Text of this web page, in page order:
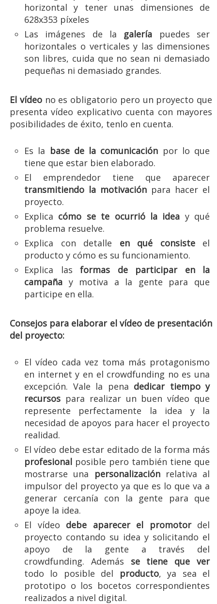
horizontal y tener unas dimensiones de
628x353 píxeles
Las imágenes de la galería puedes ser
horizontales o verticales y las dimensiones
son libres, cuida que no sean ni demasiado
pequeñas ni demasiado grandes.
El vídeono es obligatorio pero un proyecto que
presenta vídeo explicativo cuenta con mayores
posibilidades de éxito, tenlo en cuenta.
Es la base de la comunicación por lo que
tiene que estar bien elaborado.
El emprendedor tiene que aparecer
transmitiendo la motivación para hacer el
proyecto.
Explica cómo se te ocurrió la idea y qué
problema resuelve.
Explica con detalle en qué consisteel
producto y cómo es su funcionamiento.
Explica las formas de participar en la
campaña y motiva a la gente para que
participe en ella.
Consejos para elaborar el vídeo de presentación
del proyecto:
El vídeo cada vez toma más protagonismo
en internet y en el crowdfunding no es una
excepción. Vale la pena dedicar tiempo y
recursos para realizar un buen vídeo que
represente perfectamente la idea y la
necesidad de apoyos para hacer el proyecto
realidad.
El vídeo debe estar editado de la forma más
profesional posible pero también tiene que
mostrarse una
personalizaciónrelativa al
impulsor del proyecto ya que es lo que va a
generar cercanía con la gente para que
apoye la idea.
El vídeo debe aparecer el promotordel
proyecto contando su idea y solicitando el
apoyo de la gente a través del
crowdfunding. Además se tiene que ver
todo lo posible del producto, ya sea el
prototipo o los bocetos correspondientes
realizados a nivel digital.